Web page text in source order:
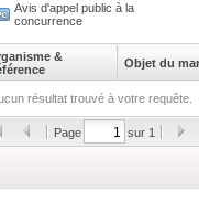
Avis d'appel public à la
concurrence
&
Objet du
résultat trouvé à votre requête.
Page sur 1